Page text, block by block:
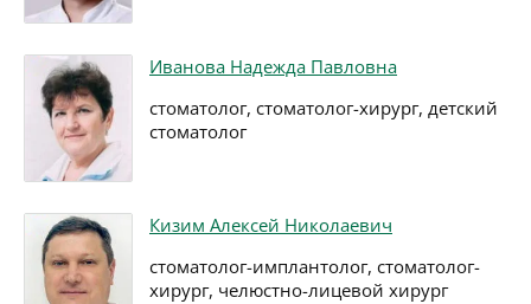
Иванова Надежда Павловна
стоматолог, стоматолог-хирург, детский
стоматолог
Кизим Алексей Николаевич
стоматолог-имплантолог, стоматолог-
хирург, челюстно-лицевой хирург